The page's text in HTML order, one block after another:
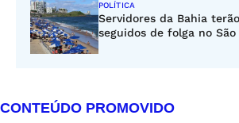
POLÍTICA
Servidores da Bahia
seguidos de folga no São